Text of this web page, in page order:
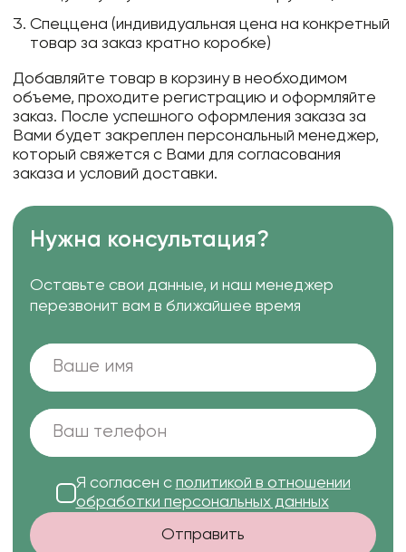
Спеццена (индивидуальная цена на конкретный
товар за заказ кратно коробке)
Добавляйте товар в корзину в необходимом
объеме, проходите регистрацию и оформляйте
заказ. После успешного оформления заказа за
Вами будет закреплен персональный менеджер,
который свяжется с Вами для согласования
заказа и условий доставки.
Нужна консультация?
Оставьте свои данные, и наш менеджер
перезвонит вам в ближайшее время
Я согласен с политикой в отношении
обработки персональных данных
Отправить